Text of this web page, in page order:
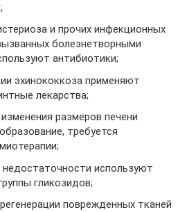
и прочих инфекционных
болезнетворными
антибиотики;
эхинококкоза применяют
лекарства;
размеров печени
требуется
недостаточности используют
гликозидов;
поврежденных тканей